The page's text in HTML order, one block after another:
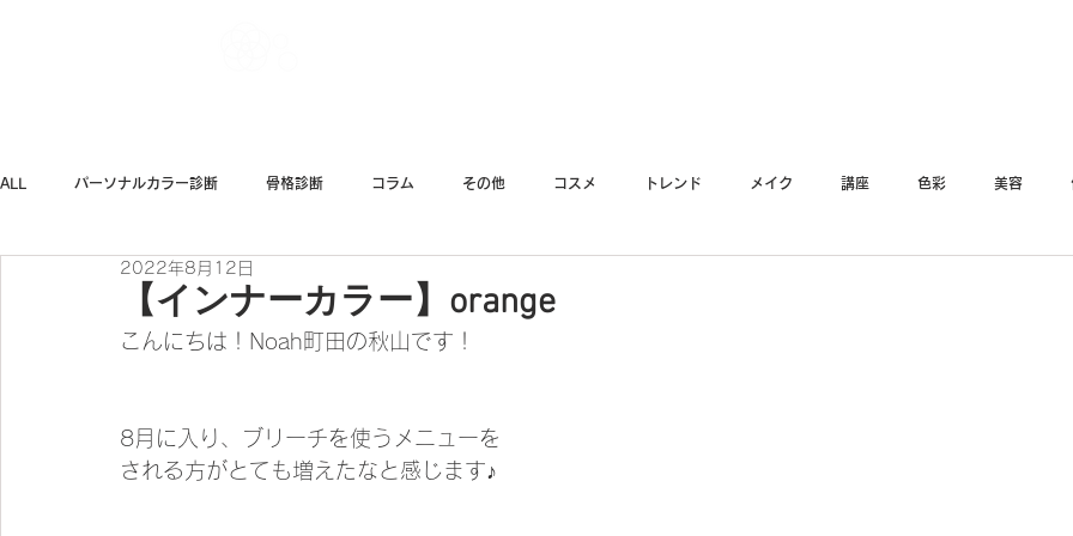
ALL パーソナルカラー診断 骨格診断 コラム その他 コスメ トレンド メイク 講座 色彩 美容
ファッション
【インナーカラー】orange
2022年8月12日
こんにちは！Noah町田の秋山です！
8月に入り、ブリーチを使うメニューを
される方がとても増えたなと感じます♪